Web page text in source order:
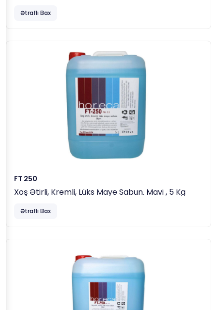
Ətraflı Bax
FT 250
Xoş Ətirli, Kremli, Lüks Maye Sabun. Mavi , 5 Kg
Ətraflı Bax